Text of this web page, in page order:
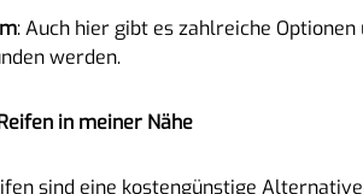
: Auch hier gibt es zahlreiche
werden.
in meiner Nähe
sind eine kostengünstige